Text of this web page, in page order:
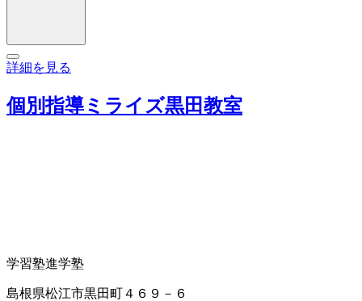
詳細を見る
個別指導ミライズ黒田教室
学習塾進学塾
島根県松江市黒田町４６９－６